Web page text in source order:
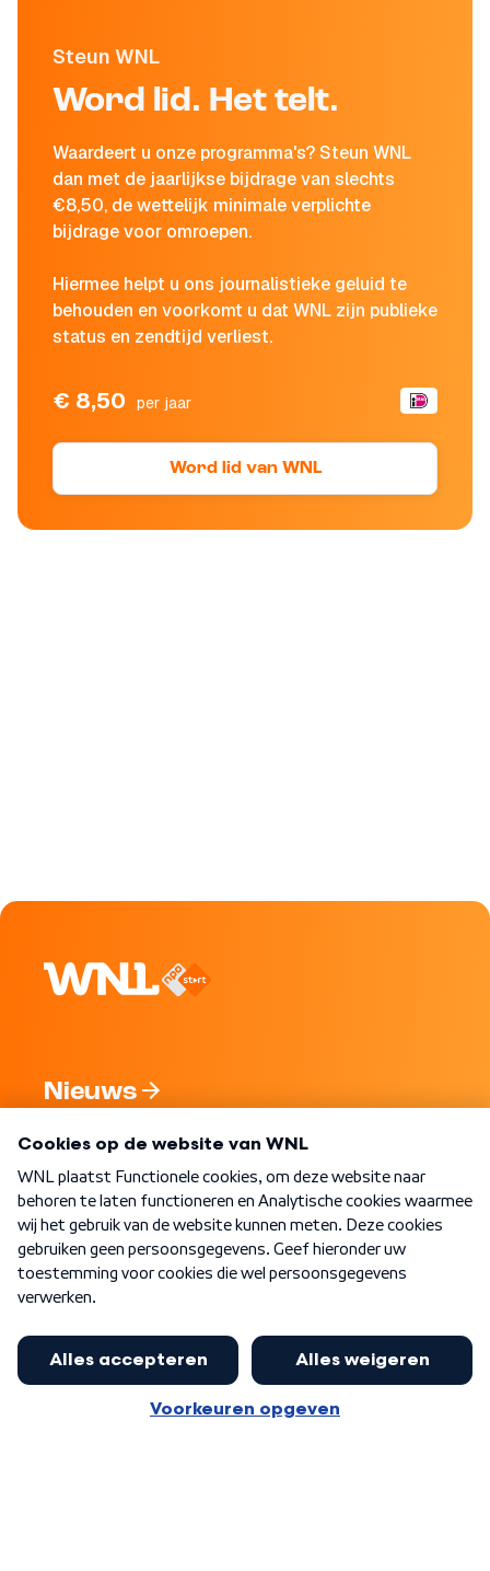
Steun WNL
Word lid. Het telt.
Waardeert u onze programma's? Steun WNL
dan met de jaarlijkse bijdrage van slechts
€8,50, de wettelijk minimale verplichte
bijdrage voor omroepen.
Hiermee helpt u ons journalistieke geluid te
behouden en voorkomt u dat WNL zijn publieke
status en zendtijd verliest.
€ 8,50 per jaar
Word lid van WNL
Nieuws
Nieuwsbrief
Word Lid